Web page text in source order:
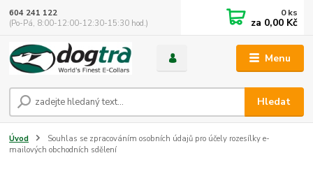
Menu
Hledat
604 241 122
(Po-Pá, 8:00-12:00-12:30-15:30 hod.)
0ks
za 0,00 Kč
Úvod
Souhlas se zpracováním osobních údajů pro účely rozesílky e-
mailových obchodních sdělení